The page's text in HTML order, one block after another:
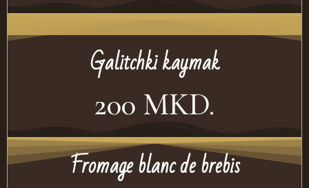
Galitchki kaymak
200 MKD.
Fromage blanc de brebis